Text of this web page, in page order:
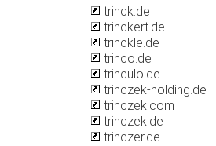
trinck.de
trinckert.de
trinckle.de
trinco.de
trinculo.de
trinczek-holding.de
trinczek.com
trinczek.de
trinczer.de